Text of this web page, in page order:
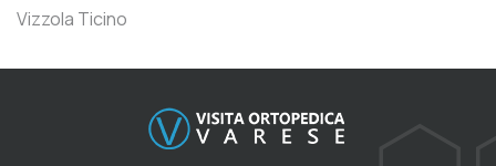
Vizzola Ticino